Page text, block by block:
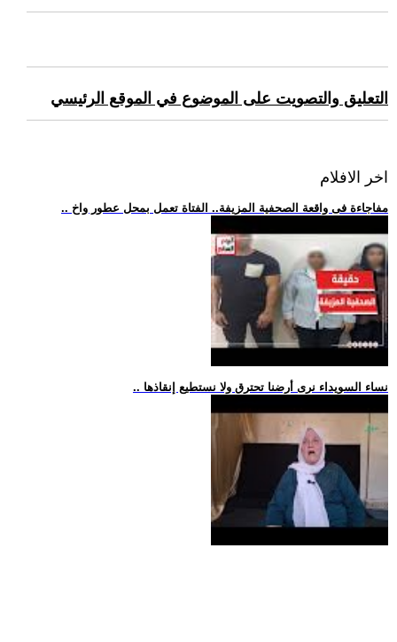
التعليق والتصويت على الموضوع في الموقع الرئيسي
اخر الافلام
.. مفاجاءة فى واقعة الصحفية المزيفة.. الفتاة تعمل بمحل عطور واخ
.. نساء السويداء نرى أرضنا تحترق ولا نستطيع إنقاذها